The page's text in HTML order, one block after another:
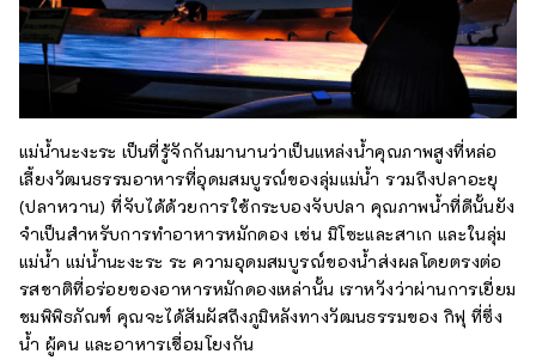
แม่น้ำนะงะระ เป็นที่รู้จักกันมานานว่าเป็นแหล่งน้ำคุณภาพสูงที่หล่อ
เลี้ยงวัฒนธรรมอาหารที่อุดมสมบูรณ์ของลุ่มแม่น้ำ รวมถึงปลาอะยุ
(ปลาหวาน) ที่จับได้ด้วยการใช้กระบองจับปลา คุณภาพน้ำที่ดีนั้นยัง
จำเป็นสำหรับการทำอาหารหมักดอง เช่น มิโซะและสาเก และในลุ่ม
แม่น้ำ แม่น้ำนะงะระ ระ ความอุดมสมบูรณ์ของน้ำส่งผลโดยตรงต่อ
รสชาติที่อร่อยของอาหารหมักดองเหล่านั้น เราหวังว่าผ่านการเยี่ยม
ชมพิพิธภัณฑ์ คุณจะได้สัมผัสถึงภูมิหลังทางวัฒนธรรมของ กิฟุ ที่ซึ่ง
น้ำ ผู้คน และอาหารเชื่อมโยงกัน